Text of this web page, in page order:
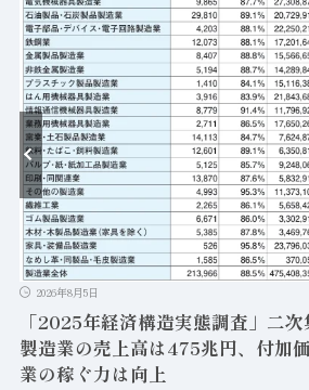
2026年8月5日
2025年経済構造実態調査」二次集
造業の売上高は475兆円、付加価値
の稼ぐ力は向上